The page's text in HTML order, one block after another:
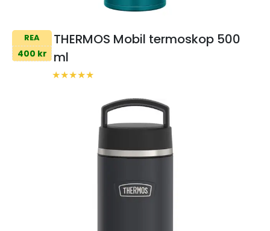
REA
400 kr
THERMOS Mobil termoskop 500
ml